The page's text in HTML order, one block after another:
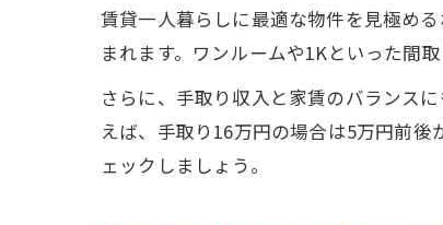
賃貸一人暮らしに最適な物件を見極め
まれます。ワンルームや1Kといった間
さらに、手取り収入と家賃のバランス
えば、手取り16万円の場合は5万円前
ェックしましょう。